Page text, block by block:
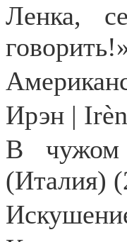
Ленка,
Ирэн |
В чужом
(Италия)